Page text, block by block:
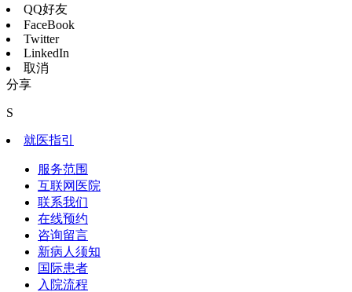
QQ好友
FaceBook
Twitter
LinkedIn
取消
分享
S
就医指引
服务范围
互联网医院
联系我们
在线预约
咨询留言
新病人须知
国际患者
入院流程